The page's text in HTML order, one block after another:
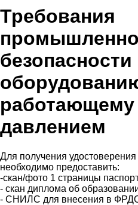
Требования
безопасности
работающему
давлением
Для получения
необходимо предоставить:
-скан/фото 1 страницы
- скан диплома об
- СНИЛС для внесения в